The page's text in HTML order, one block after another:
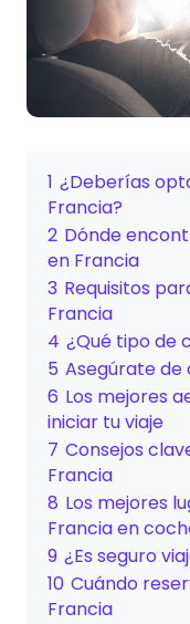
1 ¿Deberías
Francia?
2 Dónde
en Francia
3 Requisitos
Francia
4 ¿Qué tipo de
5 Asegúrate
6 Los mejores
iniciar tu viaje
7 Consejos
Francia
8 Los mejores
Francia en
9 ¿Es seguro
10 Cuándo
Francia